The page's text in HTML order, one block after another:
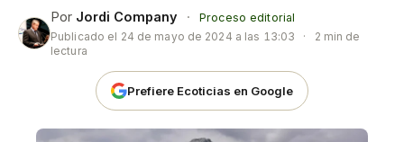
Por Jordi Company ·
Proceso editorial
Publicado el 24 de mayo de 2024 a las 13:03 ·
2 min de
lectura
Prefiere Ecoticias en Google